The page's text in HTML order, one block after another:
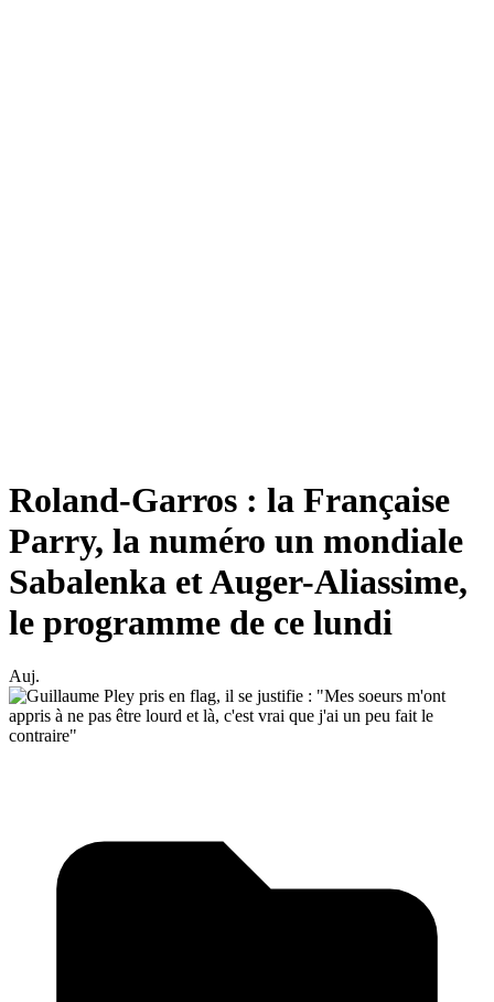
Roland-Garros : la Française
Parry, la numéro un mondiale
Sabalenka et Auger-Aliassime,
le programme de ce lundi
Auj.